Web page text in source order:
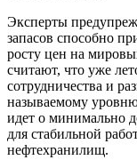
Эксперты
запасов способно
росту цен на
считают, что уже
сотрудничества и
называемому
идет о минимально
для стабильной
нефтехранилищ.